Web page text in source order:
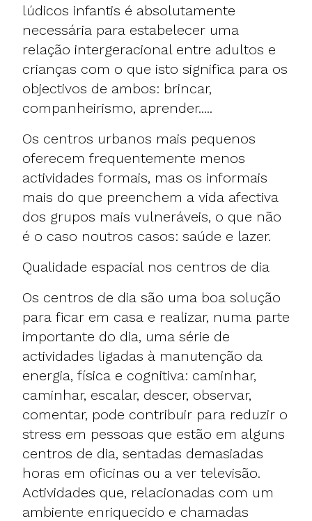
lúdicos infantis é absolutamente
necessária para estabelecer uma
relação intergeracional entre adultos e
crianças com o que isto significa para os
objectivos de ambos: brincar,
companheirismo, aprender.....
Os centros urbanos mais pequenos
oferecem frequentemente menos
actividades formais, mas os informais
mais do que preenchem a vida afectiva
dos grupos mais vulneráveis, o que não
é o caso noutros casos: saúde e lazer.
Qualidade espacial nos centros de dia
Os centros de dia são uma boa solução
para ficar em casa e realizar, numa parte
importante do dia, uma série de
actividades ligadas à manutenção da
energia, física e cognitiva: caminhar,
caminhar, escalar, descer, observar,
comentar, pode contribuir para reduzir o
stress em pessoas que estão em alguns
centros de dia, sentadas demasiadas
horas em oficinas ou a ver televisão.
Actividades que, relacionadas com um
ambiente enriquecido e chamadas